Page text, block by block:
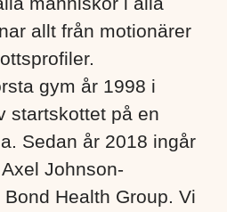
allt från motionärer
gym år 1998 i
startskottet på en
Sedan år 2018 ingår
Johnson-
Health Group. Vi